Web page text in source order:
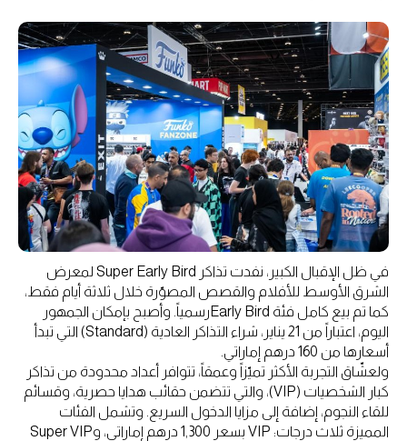
في ظل الإقبال الكبير، نفدت تذاكر Super Early Bird لمعرض
الشرق الأوسط للأفلام والقصص المصوّرة خلال ثلاثة أيام فقط،
كما تم بيع كامل فئة Early Birdرسمياً. وأصبح بإمكان الجمهور
اليوم، اعتباراً من 21 يناير، شراء التذاكر العادية (Standard) التي تبدأ
أسعارها من 160 درهم إماراتي.
ولعشّاق التجربة الأكثر تميّزاً وعمقاً، تتوافر أعداد محدودة من تذاكر
كبار الشخصيات (VIP)، والتي تتضمن حقائب هدايا حصرية، وقسائم
للقاء النجوم، إضافة إلى مزايا الدخول السريع. وتشمل الفئات
المميزة ثلاث درجات: VIP بسعر 1,300 درهم إماراتي، وSuper VIP